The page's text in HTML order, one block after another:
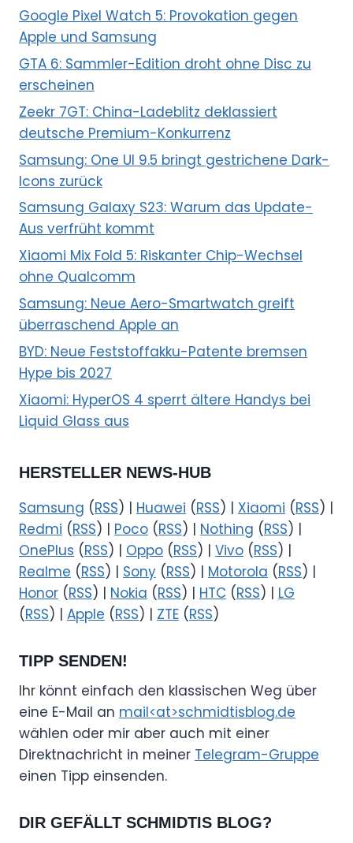
Google Pixel Watch 5: Provokation gegen
Apple und Samsung
GTA 6: Sammler-Edition droht ohne Disc zu
erscheinen
Zeekr 7GT: China-Ladeblitz deklassiert
deutsche Premium-Konkurrenz
Samsung: One UI 9.5 bringt gestrichene Dark-
Icons zurück
Samsung Galaxy S23: Warum das Update-
Aus verfrüht kommt
Xiaomi Mix Fold 5: Riskanter Chip-Wechsel
ohne Qualcomm
Samsung: Neue Aero-Smartwatch greift
überraschend Apple an
BYD: Neue Feststoffakku-Patente bremsen
Hype bis 2027
Xiaomi: HyperOS 4 sperrt ältere Handys bei
Liquid Glass aus
HERSTELLER NEWS-HUB
Samsung (RSS) | Huawei (RSS) | Xiaomi (RSS) |
Redmi (RSS) | Poco (RSS) | Nothing (RSS) |
OnePlus (RSS) | Oppo (RSS) | Vivo (RSS) |
Realme (RSS) | Sony (RSS) | Motorola (RSS) |
Honor (RSS) | Nokia (RSS) | HTC (RSS) | LG
(RSS) | Apple (RSS) | ZTE (RSS)
TIPP SENDEN!
Ihr könnt einfach den klassischen Weg über
eine E-Mail an mail<at>schmidtisblog.de
wählen oder mir aber auch mit einer
Direktnachricht in meiner Telegram-Gruppe
einen Tipp einsenden.
DIR GEFÄLLT SCHMIDTIS BLOG?